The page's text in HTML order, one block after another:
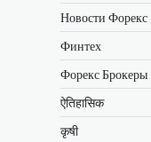
Новости Форекс
Финтех
Форекс Брокеры
ऐतिहासिक
कृषी